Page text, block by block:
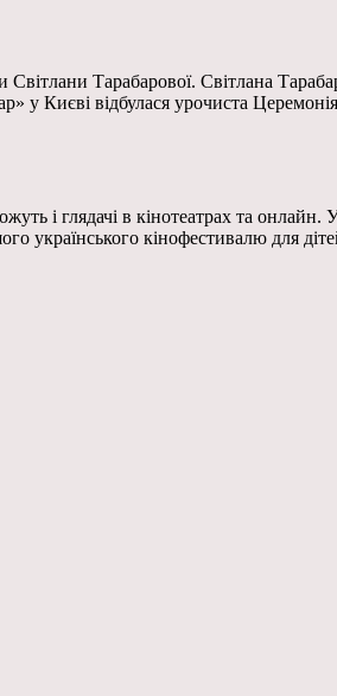
Тарабарової. Світлана
у Києві відбулася урочиста
і глядачі в кінотеатрах та
українського кінофестивалю для